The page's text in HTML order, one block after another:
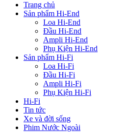
Trang chủ
Sản phẩm Hi-End
Loa Hi-End
Đầu Hi-End
Ampli Hi-End
Phụ Kiện Hi-End
Sản phẩm Hi-Fi
Loa Hi-Fi
Đầu Hi-Fi
Ampli Hi-Fi
Phụ Kiện Hi-Fi
Hi-Fi
Tin tức
Xe và đời sống
Phim Nước Ngoài